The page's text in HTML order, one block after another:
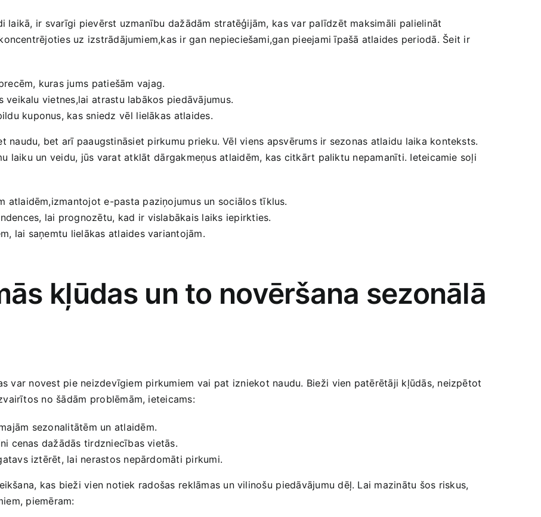
laikā, ir svarīgi pievērst​ uzmanību dažādām stratēģijām,⁣ kas var‌ palīdzēt maksimāli ⁣palielināt
uz izstrādājumiem,kas‍ ir gan nepieciešami,gan pieejami ‍īpašā atlaides periodā. Šeit ir
kuras jums⁤ patiešām vajag.
veikalu‌ vietnes,lai ⁢atrastu labākos piedāvājumus.
kuponus, kas sniedz⁤ vēl ⁣lielākas⁢ atlaides.
bet arī paaugstināsiet ​pirkumu prieku. Vēl viens apsvērums ir ‍sezonas atlaidu laika‍ konteksts.
⁣laiku un ‍veidu,⁤ jūs varat atklāt⁢ dārgakmeņus ⁣atlaidēm, kas citkārt paliktu‍ nepamanīti.​ Ieteicamie soļi
atlaidēm,izmantojot ‍e-pasta paziņojumus un sociālos tīklus.
lai prognozētu,⁣ kad ir vislabākais laiks iepirkties.
lai ⁤saņemtu‍ lielākas atlaides variantojām.
kļūdas ⁤un ‌to novēršana sezonālā
var ​novest pie neizdevīgiem pirkumiem vai⁣ pat⁤ izniekot naudu. ​Bieži ⁤vien patērētāji kļūdās, neizpētot
no šādām ⁤problēmām, ieteicams:
sezonalitātēm un atlaidēm.
cenas dažādās tirdzniecības ​vietās.
‍iztērēt,‍ lai nerastos ​nepārdomāti pirkumi.
kas bieži​ vien‍ notiek radošas⁣ reklāmas un vilinošu⁤ piedāvājumu dēļ. Lai mazinātu šos riskus,
piemēram: